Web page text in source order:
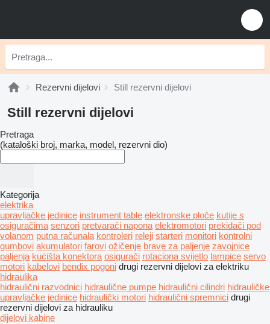
Rezervni dijelovi Still rezervni dijelovi
Still rezervni dijelovi
Pretraga
(kataloški broj, marka, model, rezervni dio)
Kategorija
elektrika
upravljačke jedinice instrument table elektronske ploče kutije s
osiguračima senzori pretvarači napona elektromotori prekidači pod
volanom putna računala kontroleri releji starteri monitori kontrolni
gumbovi akumulatori farovi ožičenje brave za paljenje zavojnice
paljenja kućišta konektora osigurači rotaciona svijetlo lampice servo
motori kabelovi bendix pogoni drugi rezervni dijelovi za elektriku
hidraulika
hidraulični razvodnici hidraulične pumpe hidraulični cilindri hidrauličke
upravljačke jedinice hidraulički motori hidraulični spremnici drugi
rezervni dijelovi za hidrauliku
dijelovi kabine